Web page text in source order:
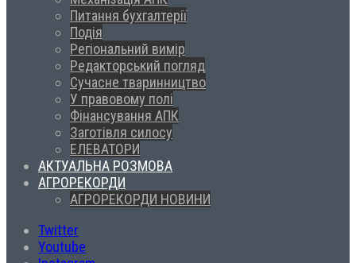
Питання бухгалтерії
Подія
Регіональний вимір
Редакторський погляд
Сучасне тваринництво
У правовому полі
Фінансування АПК
Заготівля силосу
ЕЛЕВАТОРИ
АКТУАЛЬНА РОЗМОВА
АГРОРЕКОРДИ
АГРОРЕКОРДИ НОВИНИ
Twitter
Youtube